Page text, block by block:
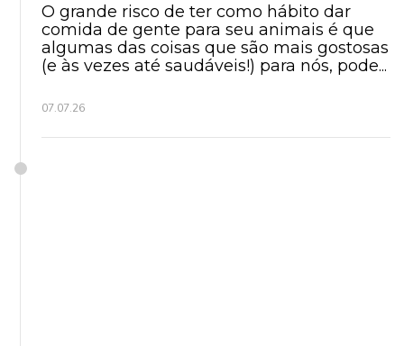
O grande risco de ter como hábito dar
comida de gente para seu animais é que
algumas das coisas que são mais gostosas
(e às vezes até saudáveis!) para nós, pode...
07.07.26